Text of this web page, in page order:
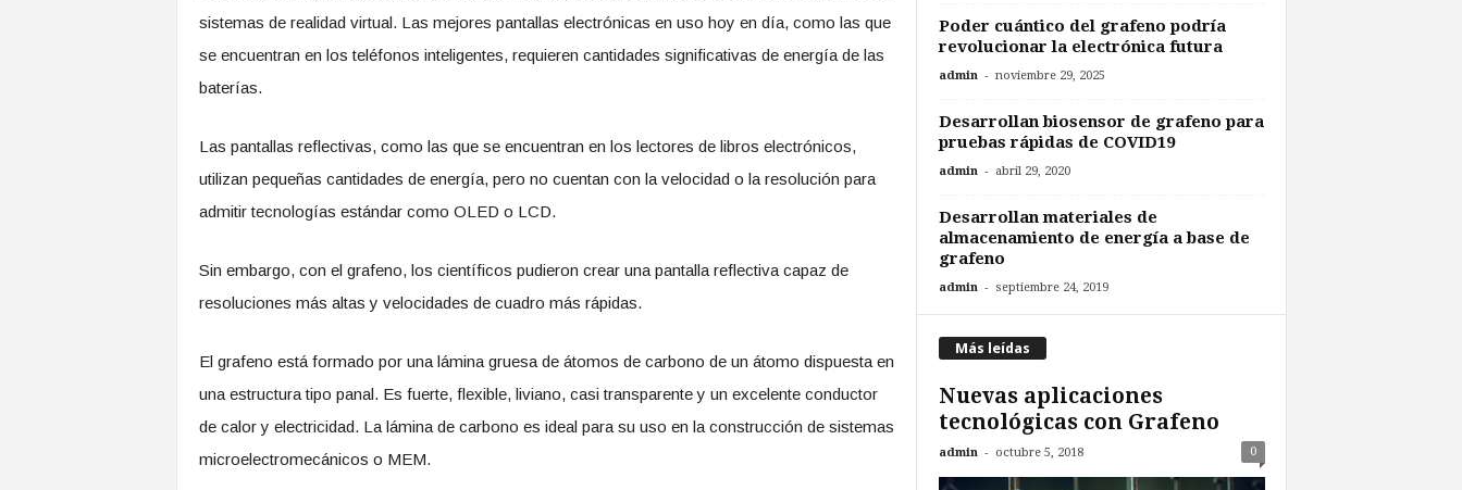
sistemas de realidad virtual. Las mejores pantallas electrónicas en uso hoy en día, como las que
se encuentran en los teléfonos inteligentes, requieren cantidades significativas de energía de las
baterías.
Las pantallas reflectivas, como las que se encuentran en los lectores de libros electrónicos,
utilizan pequeñas cantidades de energía, pero no cuentan con la velocidad o la resolución para
admitir tecnologías estándar como OLED o LCD.
Sin embargo, con el grafeno, los científicos pudieron crear una pantalla reflectiva capaz de
resoluciones más altas y velocidades de cuadro más rápidas.
El grafeno está formado por una lámina gruesa de átomos de carbono de un átomo dispuesta en
una estructura tipo panal. Es fuerte, flexible, liviano, casi transparente y un excelente conductor
de calor y electricidad. La lámina de carbono es ideal para su uso en la construcción de sistemas
microelectromecánicos o MEM.
Poder cuántico del grafeno podría
revolucionar la electrónica futura
admin - noviembre 29, 2025
Desarrollan biosensor de grafeno para
pruebas rápidas de COVID19
admin - abril 29, 2020
Desarrollan materiales de
almacenamiento de energía a base de
grafeno
admin - septiembre 24, 2019
Más leídas
Nuevas aplicaciones
tecnológicas con Grafeno
admin - octubre 5, 2018 0